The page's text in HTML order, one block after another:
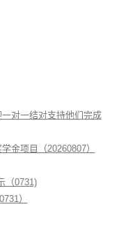
对一结对支持他们完成
金项目（20260807）
（0731)
）